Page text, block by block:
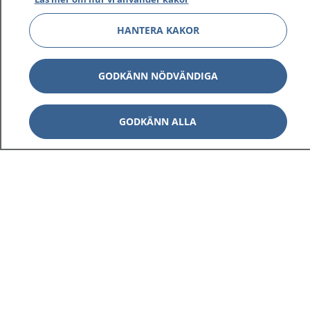
HANTERA KAKOR
GODKÄNN NÖDVÄNDIGA
GODKÄNN ALLA